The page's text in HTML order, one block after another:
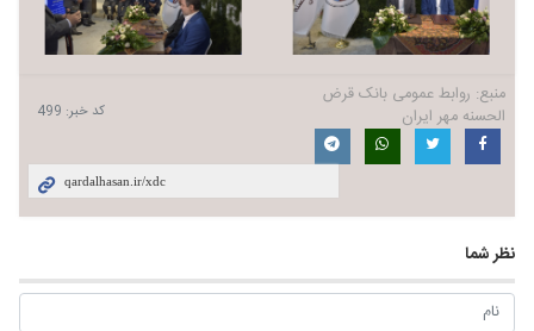
منبع: روابط عمومی بانک قرض
الحسنه مهر ایران
کد خبر: 499
نظر شما